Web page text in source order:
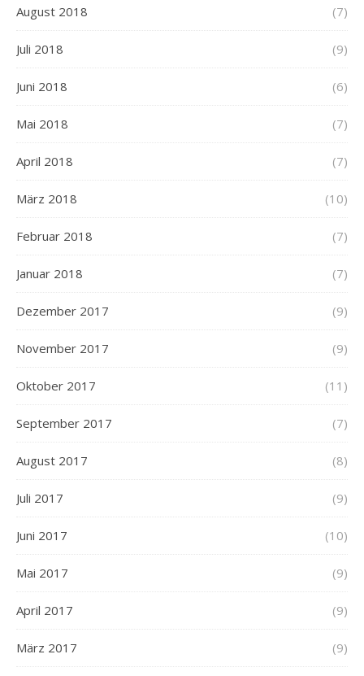
August 2018 (7)
Juli 2018 (9)
Juni 2018 (6)
Mai 2018 (7)
April 2018 (7)
März 2018 (10)
Februar 2018 (7)
Januar 2018 (7)
Dezember 2017 (9)
November 2017 (9)
Oktober 2017 (11)
September 2017 (7)
August 2017 (8)
Juli 2017 (9)
Juni 2017 (10)
Mai 2017 (9)
April 2017 (9)
März 2017 (9)